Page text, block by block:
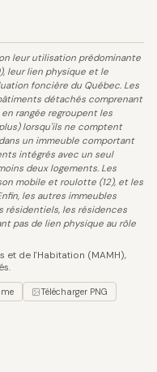
leur utilisation prédominante
leur lien physique et le
foncière du Québec. Les
détachés comprenant
rangée regroupent les
lorsqu'ils ne comptent
un immeuble comportant
intégrés avec un seul
deux logements. Les
mobile et roulotte (12), et les
les autres immeubles
résidentiels, les résidences
pas de lien physique au rôle
et de l'Habitation (MAMH),
Télécharger PNG